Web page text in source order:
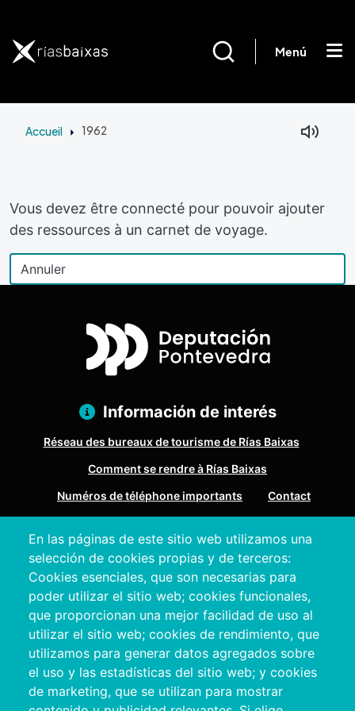
Menú
Accueil 1962
Vous devez être connecté pour pouvoir ajouter
des ressources à un carnet de voyage.
En las páginas de este sitio web utilizamos una
selección de cookies propias y de terceros:
Cookies esenciales, que son necesarias para
poder utilizar el sitio web; cookies funcionales,
que proporcionan una mejor facilidad de uso al
utilizar el sitio web; cookies de rendimiento, que
utilizamos para generar datos agregados sobre
el uso y las estadísticas del sitio web; y cookies
de marketing, que se utilizan para mostrar
Información de interés
Réseau des bureaux de tourisme de Rías Baixas
Comment se rendre à Rías Baixas
Numéros de téléphone importants
Contact
Pazo Deputación Provincial. Avda. Montero Ríos, s/n - 36071
Pontevedra
+34 986 804 100 | +34 986 804 124